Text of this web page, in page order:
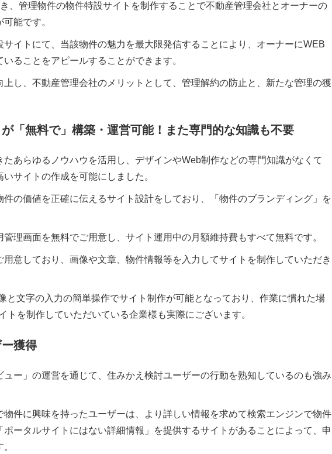
、管理物件の物件特設サイトを制作することで不動産管理会社とオーナーの
能です。
イトにて、当該物件の魅力を最大限発信することにより、オーナーにWEB
ることをアピールすることができます。
し、不動産管理会社のメリットとして、管理解約の防止と、新たな管理の獲
「無料で」構築・運営可能！また専門的な知識も不要
あらゆるノウハウを活用し、デザインやWeb制作などの専門知識がなくて
サイトの作成を可能にしました。
の価値を正確に伝えるサイト設計をしており、「物件のブランディング」を
理画面を無料でご用意し、サイト運用中の月額維持費もすべて無料です。
意しており、画像や文章、物件情報等を入力してサイトを制作していただき
と文字の入力の簡単操作でサイト制作が可能となっており、作業に慣れた場
トを制作していただいている企業様も実際にございます。
獲得
ー」の運営を通じて、住みかえ検討ユーザーの行動を熟知しているのも強み
件に興味を持ったユーザーは、より詳しい情報を求めて検索エンジンで物件
ータルサイトにはない詳細情報」を提供するサイトがあることによって、申